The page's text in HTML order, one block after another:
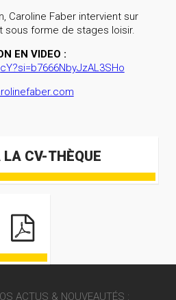
Caroline Faber intervient sur
sous forme de stages loisir.
EN VIDEO :
LA CV-THÈQUE
ACTUS & NOUVEAUTÉS :